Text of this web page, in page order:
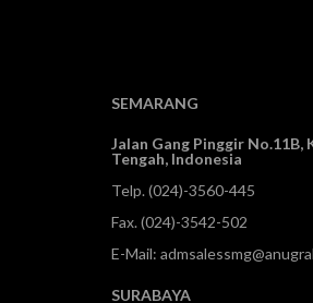
SEMARANG
Jalan Gang Pinggir No.11B,
Tengah, Indonesia
Telp. (024)-3560-445
Fax. (024)-3542-502
E-Mail:
SURABAYA